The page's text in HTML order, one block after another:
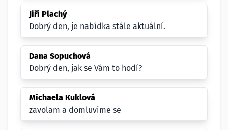
Jiří Plachý
Dobrý den, je nabídka stále aktuální.
Dana Sopuchová
Dobrý den, jak se Vám to hodí?
Michaela Kuklová
zavolam a domluvime se